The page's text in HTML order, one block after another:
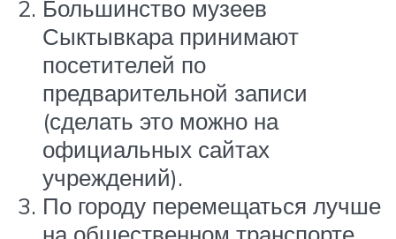
Большинство музеев
Сыктывкара принимают
посетителей по
предварительной записи
(сделать это можно на
официальных сайтах
учреждений).
По городу перемещаться лучше